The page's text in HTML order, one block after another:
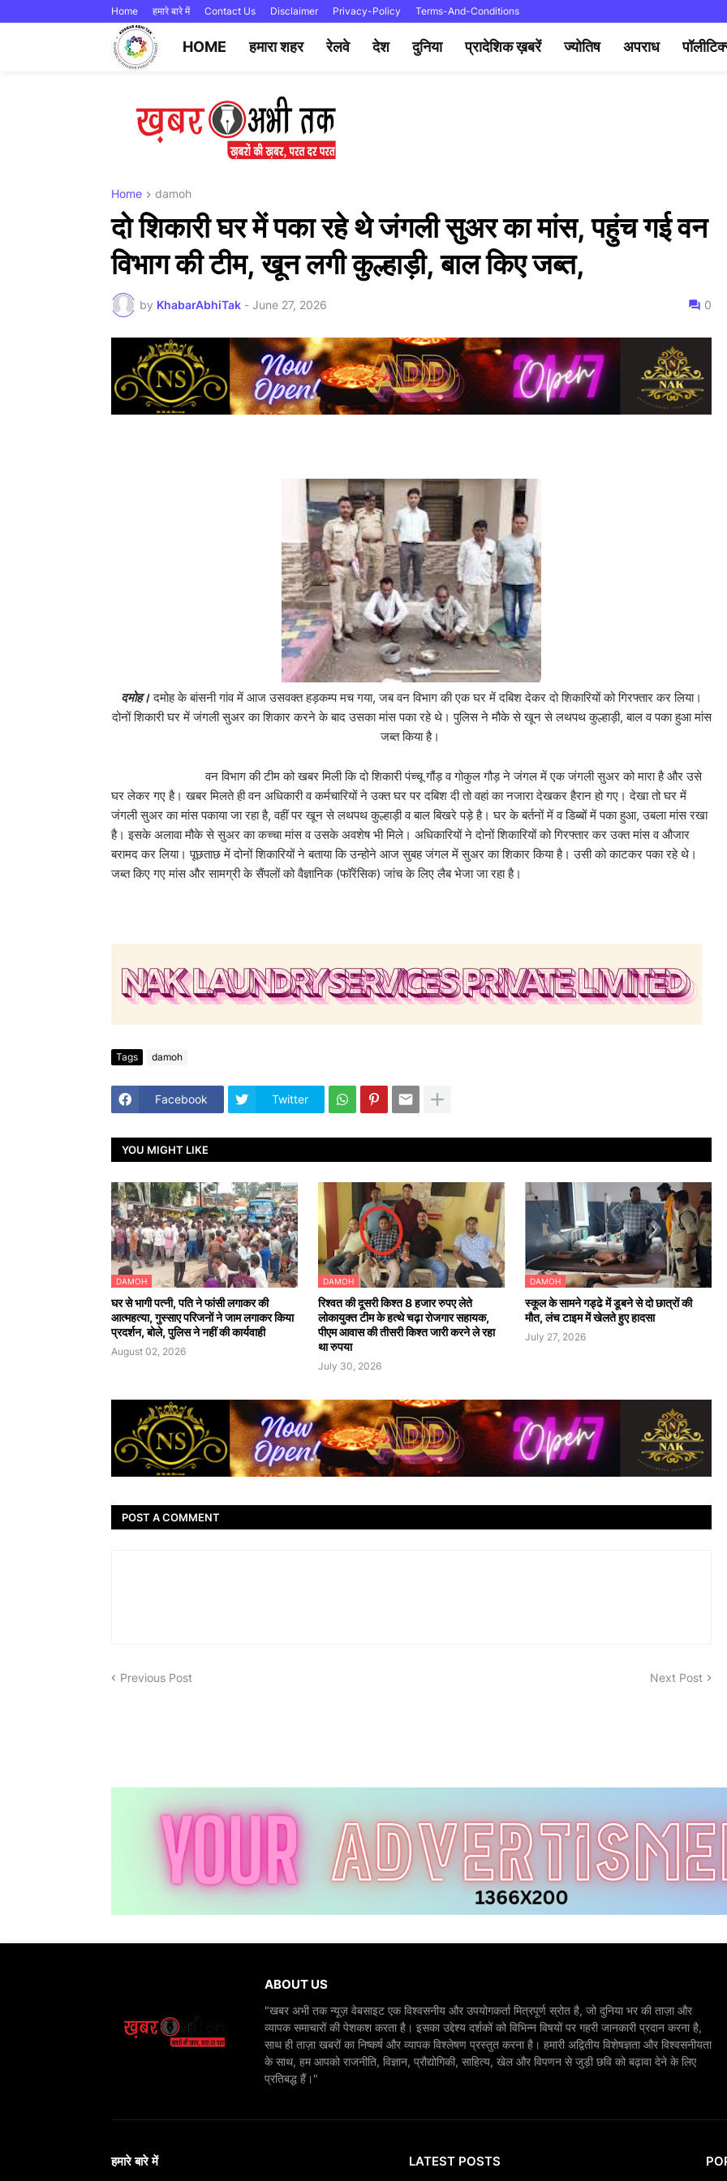
Home हमारे बारे में Contact Us Disclaimer Privacy-Policy Terms-And-Conditions
HOME हमारा शहर रेलवे देश दुनिया प्रादेशिक ख़बरें ज्योतिष अपराध
Home damoh
दो शिकारी घर में पका रहे थे जंगली सुअर का मांस, पहुंच गई वन
विभाग की टीम, खून लगी कुल्हाड़ी, बाल किए जब्त,
by KhabarAbhiTak - June 27, 2026 0
दमोह।दमोह के बांसनी गांव में आज उसवक्त हड़कम्प मच गया, जब वन विभाग की एक घर में दबिश देकर दो शिकारियों को गिरफ्तार कर लिया।
दोनों शिकारी घर में जंगली सुअर का शिकार करने के बाद उसका मांस पका रहे थे। पुलिस ने मौके से खून से लथपथ कुल्हाड़ी, बाल व पका हुआ मांस
जब्त किया है।
वन विभाग की टीम को खबर मिली कि दो शिकारी पंच्चू गौंड़ व गोकुल गौड़ ने जंगल में एक जंगली सुअर को मारा है और उसे
घर लेकर गए है। खबर मिलते ही वन अधिकारी व कर्मचारियों ने उक्त घर पर दबिश दी तो वहां का नजारा देखकर हैरान हो गए। देखा तो घर में
जंगली सुअर का मांस पकाया जा रहा है, वहीं पर खून से लथपथ कुल्हाड़ी व बाल बिखरे पड़े है। घर के बर्तनों में व डिब्बों में पका हुआ, उबला मांस रखा
है। इसके अलावा मौके से सुअर का कच्चा मांस व उसके अवशेष भी मिले। अधिकारियों ने दोनों शिकारियों को गिरफ्तार कर उक्त मांस व औजार
बरामद कर लिया। पूछताछ में दोनों शिकारियों ने बताया कि उन्होने आज सुबह जंगल में सुअर का शिकार किया है। उसी को काटकर पका रहे थे।
जब्त किए गए मांस और सामग्री के सैंपलों को वैज्ञानिक (फॉरेंसिक) जांच के लिए लैब भेजा जा रहा है।
Tags damoh
Facebook Twitter
YOU MIGHT LIKE
DAMOH
घर से भागी पत्नी, पति ने फांसी लगाकर की
आत्महत्या, गुस्साए परिजनों ने जाम लगाकर किया
प्रदर्शन, बोले, पुलिस ने नहीं की कार्यवाही
August 02, 2026
DAMOH
रिश्वत की दूसरी किश्त 8 हजार रुपए लेते
लोकायुक्त टीम के हत्थे चढ़ा रोजगार सहायक,
पीएम आवास की तीसरी किश्त जारी करने ले रहा
था रुपया
July 30, 2026
DAMOH
स्कूल के सामने गड्ढे में डूबने से दो छात्रों की
मौत, लंच टाइम में खेलते हुए हादसा
July 27, 2026
POST A COMMENT
Previous Post Next Post
ABOUT US
"खबर अभी तक न्यूज़ वेबसाइट एक विश्वसनीय और उपयोगकर्ता मित्रपूर्ण स्रोत है, जो दुनिया भर की ताज़ा और
व्यापक समाचारों की पेशकश करता है। इसका उद्देश्य दर्शकों को विभिन्न विषयों पर गहरी जानकारी प्रदान करना है,
साथ ही ताज़ा खबरों का निष्कर्ष और व्यापक विश्लेषण प्रस्तुत करना है। हमारी अद्वितीय विशेषज्ञता और विश्वसनीयता
के साथ, हम आपको राजनीति, विज्ञान, प्रौद्योगिकी, साहित्य, खेल और विपणन से जुड़ी छवि को बढ़ावा देने के लिए
प्रतिबद्ध हैं।"
हमारे बारे में LATEST POSTS